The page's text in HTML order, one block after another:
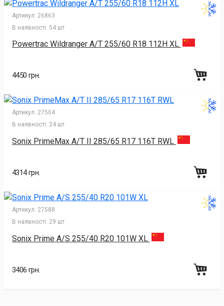
Артикул: 26863
В наявності: 54 шт
Powertrac Wildranger A/T 255/60 R18 112H XL
4450 грн.
Артикул: 27504
В наявності: 24 шт
Sonix PrimeMax A/T II 285/65 R17 116T RWL
4314 грн.
Артикул: 27588
В наявності: 29 шт
Sonix Prime A/S 255/40 R20 101W XL
3406 грн.